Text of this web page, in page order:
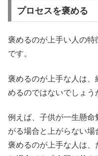
プロセスを褒める
褒めるのが上手い人の特
です。
褒めるのが上手な人は
めるのではないでしょう
例えば、子供が一生懸命
がる場合と上がらない場
褒めるのが上手な人は、